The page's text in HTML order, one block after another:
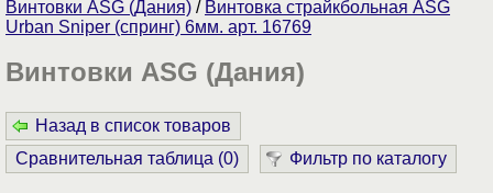
Винтовки ASG (Дания) / Винтовка страйкбольная ASG
Urban Sniper (спринг) 6мм. арт. 16769
Винтовки ASG (Дания)
Назад в список товаров
Сравнительная таблица (0) Фильтр по каталогу